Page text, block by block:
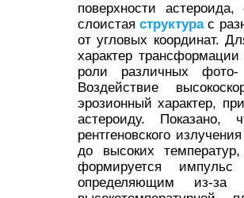
поверхности
слоистаяструктурас
от угловых координат.
характер
роли различных фото-
Воздействие
эрозионный характер,
астероиду.
рентгеновского
до высоких
формируется
определяющим из-